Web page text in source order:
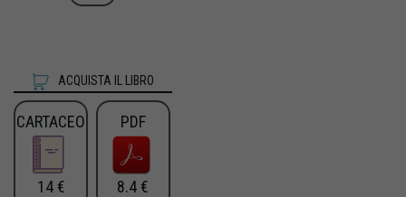
ACQUISTA IL LIBRO
CARTACEO
14 €
PDF
8.4 €